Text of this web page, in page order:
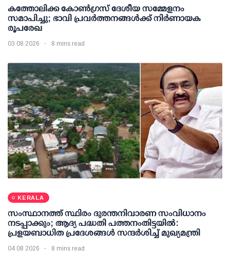
കത്തോലിക്ക കോൺഗ്രസ് ദേശീയ സമ്മേളനം
സമാപിച്ചു; ഭാവി പ്രവർത്തനങ്ങൾക്ക് നിർണായക
രൂപരേഖ
03 08 2026 8 mins read
KERALA
സംസ്ഥാനത്ത് സ്ഥിരം ദുരന്തനിവാരണ സംവിധാനം
നടപ്പാക്കും; ആദ്യ പദ്ധതി പത്തനംതിട്ടയില്‍:
പ്രളയബാധിത പ്രദേശങ്ങള്‍ സന്ദര്‍ശിച്ച് മുഖ്യമന്ത്രി
04 08 2026 8 mins read